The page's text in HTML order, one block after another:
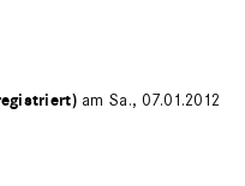
am Sa., 07.01.2012